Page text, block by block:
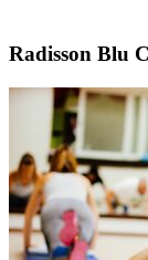
Radisson Blu